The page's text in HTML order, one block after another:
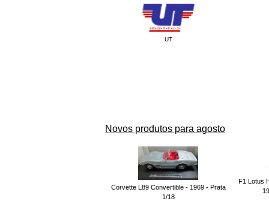
UT
Novos produtos para agosto
Corvette L89 Convertible - 1969 - Prata
1/18
F1 Lotus